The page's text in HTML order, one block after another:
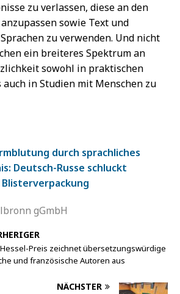
zu verlassen, diese an den
sowie Text und
zu verwenden. Und nicht
ein breiteres Spektrum an
sowohl in praktischen
in Studien mit Menschen zu
durch sprachliches
Deutsch-Russe schluckt
gGmbH
Preis zeichnet übersetzungswürdige
und französische Autoren aus
NÄCHSTER